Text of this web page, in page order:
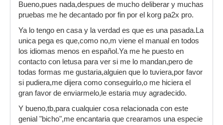
Bueno,pues nada,despues de mucho deliberar y muchas
pruebas me he decantado por fin por el korg pa2x pro.
Ya lo tengo en casa y la verdad es que es una pasada.La
unica pega es que,como no,m viene el manual en todos
los idiomas menos en español.Ya me he puesto en
contacto con letusa para ver si me lo mandan,pero de
todas formas me gustaria,alguien que lo tuviera,por favor
si pudiera,me dijera como conseguirlo,o me hiciera el
gran favor de enviarmelo,le estaria muy agradecido.
Y bueno,tb,para cualquier cosa relacionada con este
genial "bicho",me encantaria que crearamos una especie